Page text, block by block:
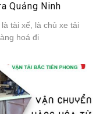
Quảng Ninh
tài xế, là chủ xe tải
hoá đi